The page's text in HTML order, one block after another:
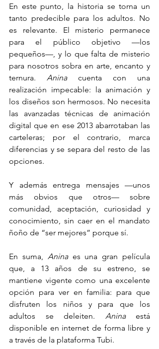
En este punto, la historia se torna un
tanto predecible para los adultos. No
es relevante. El misterio permanece
para el público objetivo —los
pequeños—, y lo que falta de misterio
para nosotros sobra en arte, encanto y
ternura. Anina cuenta con una
realización impecable: la animación y
los diseños son hermosos. No necesita
las avanzadas técnicas de animación
digital que en ese 2013 abarrotaban las
carteleras; por el contrario, marca
diferencias y se separa del resto de las
opciones.
Y además entrega mensajes —unos
más obvios que otros— sobre
comunidad, aceptación, curiosidad y
conocimiento, sin caer en el mandato
ñoño de “ser mejores” porque sí.
En suma, Anina es una gran película
que, a 13 años de su estreno, se
mantiene vigente como una excelente
opción para ver en familia: para que
disfruten los niños y para que los
adultos se deleiten. Anina está
disponible en internet de forma libre y
a través de la plataforma Tubi.